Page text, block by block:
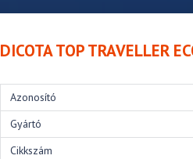
DICOTA TOP TRAVELLER
Azonosító
Gyártó
Cikkszám